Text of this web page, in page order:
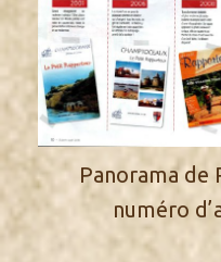
Panorama de
numéro